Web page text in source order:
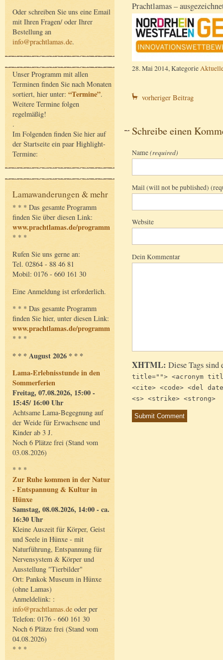
Oder schreiben Sie uns eine Email
mit Ihren Fragen/ oder Ihrer
Bestellung an
info@prachtlamas.de.
Unser Programm mit allen
Terminen finden Sie nach Monaten
sortiert, hier unter: “Termine”.
Weitere Termine folgen
regelmäßig!
.
Im Folgenden finden Sie hier auf
der Startseite ein paar Highlight-
Termine:
Lamawanderungen & mehr
* * * Das gesamte Programm
finden Sie über diesen Link:
www.prachtlamas.de/programm
* * *
Rufen Sie uns gerne an:
Tel. 02864 - 88 46 81
Mobil: 0176 - 660 161 30
Eine Anmeldung ist erforderlich.
* * * Das gesamte Programm
finden Sie hier, unter diesen Link:
www.prachtlamas.de/programm
* * *
* * * August 2026 * * *
Lama-Erlebnisstunde in den
Sommerferien
Freitag, 07.08.2026, 15:00 -
15:45/ 16:00 Uhr
Achtsame Lama-Begegnung auf
der Weide für Erwachsene und
Kinder ab 3 J.
Noch 6 Plätze frei (Stand vom
03.08.2026)
* * *
Zur Ruhe kommen in der Natur
- Entspannung & Kultur in
Hünxe
Samstag, 08.08.2026, 14:00 - ca.
16:30 Uhr
Kleine Auszeit für Körper, Geist
und Seele in Hünxe - mit
Naturführung, Entspannung für
Nervensystem & Körper und
Ausstellung "Tierbilder"
Ort: Pankok Museum in Hünxe
(ohne Lamas)
Anmeldelink: :
info@prachtlamas.de oder per
Telefon: 0176 - 660 161 30
Noch 6 Plätze frei (Stand vom
04.08.2026)
* * *
Prachtlamas –
28. Mai 2014, Kategorie
vorheriger Beitrag
Schreibe einen
Name(required)
Mail (will not be published)
Website
Dein Kommentar
XHTML: Diese Tags
title=""> <acronym
<cite> <code> <del
<s> <strike> <strong>